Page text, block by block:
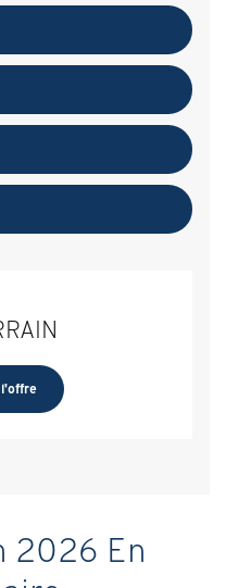
2026 En